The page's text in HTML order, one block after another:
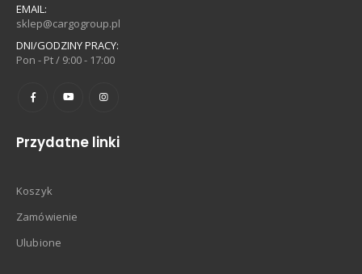
EMAIL:
sklep@cargogroup.pl
DNI/GODZINY PRACY:
Pon - Pt / 9:00 - 17:00
Przydatne linki
Koszyk
Zamówienie
Ulubione